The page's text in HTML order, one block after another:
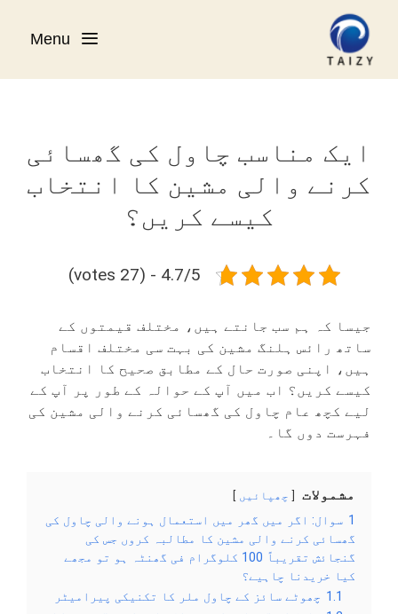
content
Menu
ایک مناسب چاول کی گھسائی
کرنے والی مشین کا انتخاب
کیسے کریں؟
4.7/5 - (27 votes)
جیسا کہ ہم سب جانتے ہیں، مختلف قیمتوں کے
ساتھ رائس ہلنگ مشین کی بہت سی مختلف اقسام
ہیں، اپنی صورت حال کے مطابق صحیح کا انتخاب
کیسے کریں؟ اب میں آپ کے حوالہ کے طور پر آپ کے
لیے کچھ عام چاول کی گھسائی کرنے والی مشین کی
فہرست دوں گا۔
مشمولات چھپائیں
1 سوال: اگر میں گھر میں استعمال ہونے والی چاول کی
گھسائی کرنے والی مشین کا مطالبہ کروں جس کی
گنجائش تقریباً 100 کلوگرام فی گھنٹہ ہو تو مجھے
کیا خریدنا چاہیے؟
1.1 چھوٹے سائز کے چاول ملر کا تکنیکی پیرامیٹر